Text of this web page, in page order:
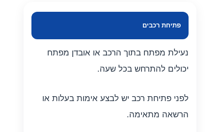
פתיחת רכבים
נעילת מפתח בתוך הרכב או אובדן מפתח
יכולים להתרחש בכל שעה.
לפני פתיחת רכב יש לבצע אימות בעלות או
הרשאה מתאימה.